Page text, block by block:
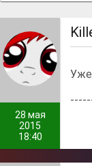
28 мая
2015
18:40
Уже